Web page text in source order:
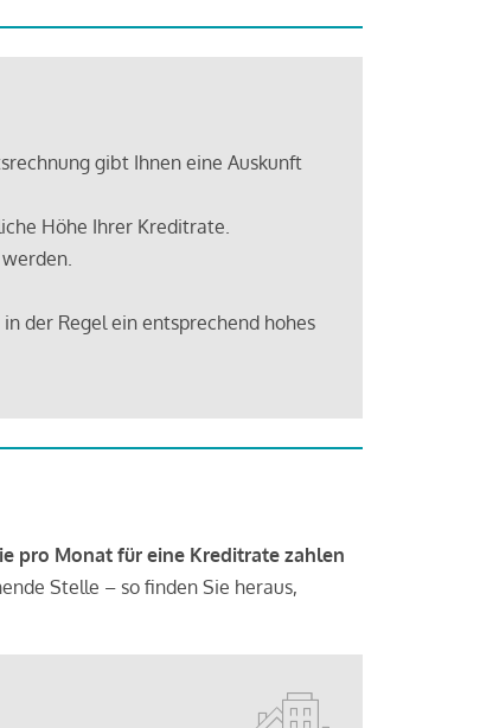
gibt Ihnen eine Auskunft
Höhe Ihrer Kreditrate.
der Regel ein entsprechend hohes
pro Monat für eine Kreditrate zahlen
Stelle – so finden Sie heraus,